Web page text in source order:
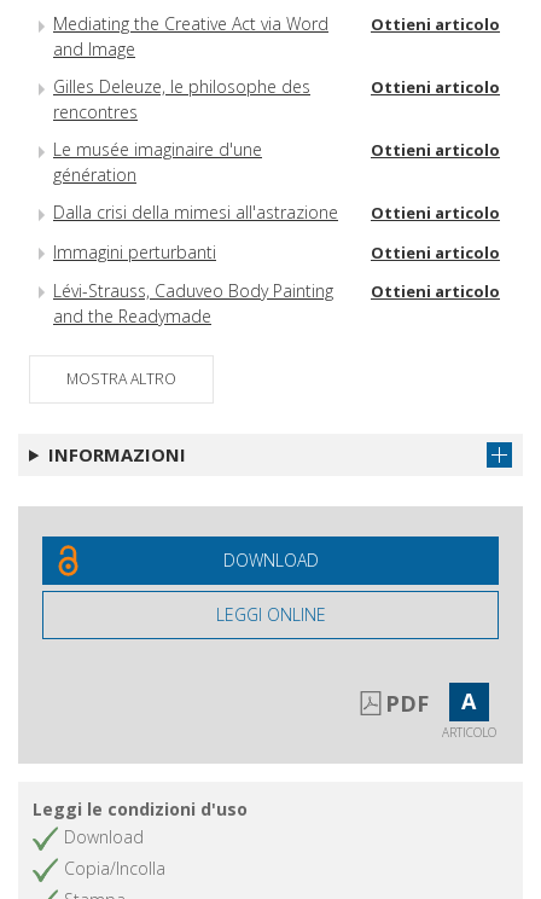
Mediating the Creative Act via Word
and Image
Ottieni articolo
Gilles Deleuze, le philosophe des
rencontres
Ottieni articolo
Le musée imaginaire d'une
génération
Ottieni articolo
Dalla crisi della mimesi all'astrazione Ottieni articolo
Immagini perturbanti Ottieni articolo
Lévi-Strauss, Caduveo Body Painting
and the Readymade
Ottieni articolo
Magazzino dell'immemoriale
MOSTRA ALTRO
INFORMAZIONI
DOWNLOAD
LEGGI ONLINE
PDF A
ARTICOLO
Leggi le condizioni d'uso
Download
Copia/Incolla